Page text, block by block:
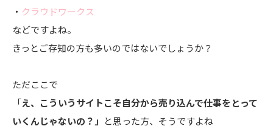
・ クラウドワークス
などですよね。
きっとご存知の方も多いのではないでしょうか？
ただここで
「え、こういうサイトこそ自分から売り込んで仕事をとって
いくんじゃないの？」 と思った方、そうですよね